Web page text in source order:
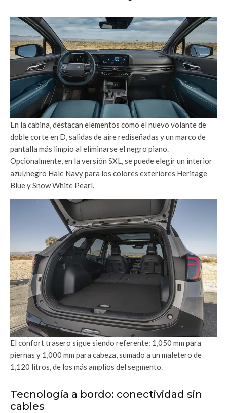
En la cabina, destacan elementos como el nuevo volante de
doble corte en D, salidas de aire rediseñadas y un marco de
pantalla más limpio al eliminarse el negro piano.
Opcionalmente, en la versión SXL, se puede elegir un interior
azul/negro Hale Navy para los colores exteriores Heritage
Blue y Snow White Pearl.
El confort trasero sigue siendo referente: 1,050 mm para
piernas y 1,000 mm para cabeza, sumado a un maletero de
1,120 litros, de los más amplios del segmento.
Tecnología a bordo: conectividad sin
cables